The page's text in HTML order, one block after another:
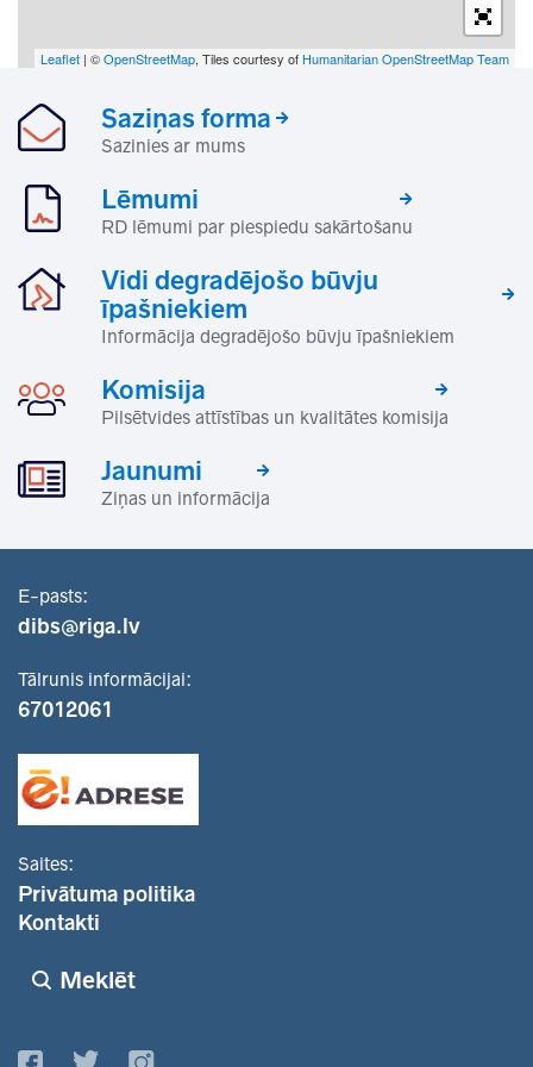
Leaflet | ©OpenStreetMap, Tiles courtesy of Humanitarian OpenStreetMap Team
Saziņas forma
Sazinies ar mums
Lēmumi
RD lēmumi par piespiedu sakārtošanu
Vidi degradējošo būvju
īpašniekiem
Informācija degradējošo būvju īpašniekiem
Komisija
Pilsētvides attīstības un kvalitātes komisija
Jaunumi
Ziņas un informācija
E-pasts:
dibs@riga.lv
Tālrunis informācijai:
67012061
Saites:
Privātuma politika
Kontakti
Meklēt